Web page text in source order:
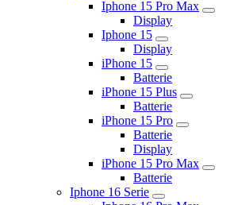
Iphone 15 Pro Max
Display
Iphone 15
Display
iPhone 15
Batterie
iPhone 15 Plus
Batterie
iPhone 15 Pro
Batterie
Display
iPhone 15 Pro Max
Batterie
Iphone 16 Serie